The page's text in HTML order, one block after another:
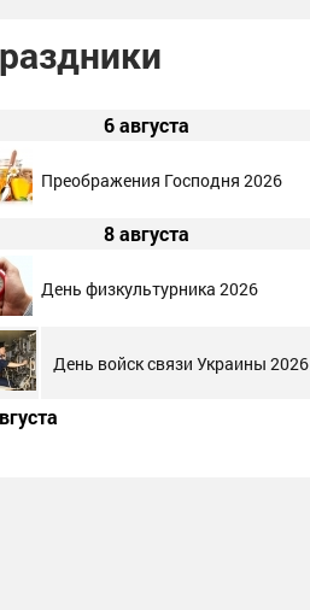
6 августа
Преображения Господня 2026
8 августа
День физкультурника 2026
День войск связи Украины 2026